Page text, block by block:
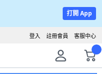
打開 App
客服中心
註冊會員
登入